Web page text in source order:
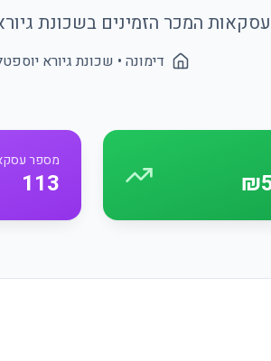
עסקאות המכר הזמינים בשכונת
דימונה • שכונת גיורא
מספר
113